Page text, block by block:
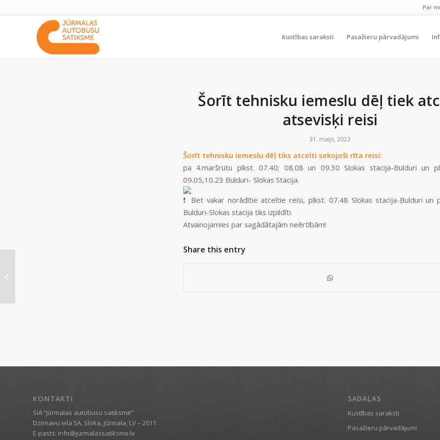
Par
Kustības saraksti Pasažieru pārvadājumi
Šorīt tehnisku iemeslu dēļ tiek
atsevisķi reisi
31. maijs, 2023
Šorīt tehnisku iemeslu dēļ tiks atcelti sekojoši rīta reisi:
pa 4.maršrutu plkst. 07.40; 08.08 un 09.30 Slokas stacija-Bulduri un
09.05,10.23 Bulduri- Slokas Stacija.
Bet vakar norādītie atceltie reisi, plkst. 07.48 Slokas stacija-Bulduri un
Bulduri-Slokas stacija tiks izpildīti.
Atvainojamies par sagādātajām neērtībām!
Share this entry
KONTAKTI
SIA “Jūrmalas autobusu satiksme”
Dzirnavu iela 5A, Sloka, Jūrmala, LV – 2011
E-pasts: info@jurmalassatiksme.lv
SADAĻAS
Kustības saraksti
Pasažieru pārvadājumi